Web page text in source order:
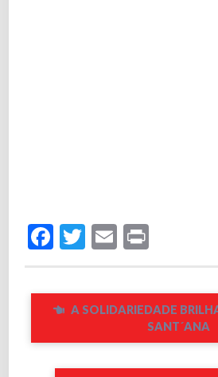
Facebook
Twitter
Email
A SOLIDARIEDADE
SANT´ANA